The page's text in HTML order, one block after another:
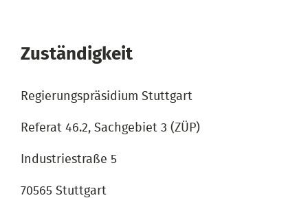
Zuständigkeit
Regierungspräsidium Stuttgart
Referat 46.2, Sachgebiet 3 (ZÜP)
Industriestraße 5
70565 Stuttgart